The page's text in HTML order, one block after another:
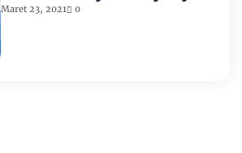
Maret 23, 2021 0